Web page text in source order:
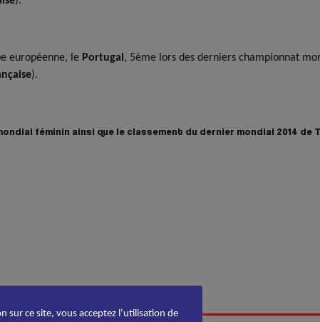
européenne, le Portugal, 5ème lors des derniers championnat
).
féminin ainsi que le classement du dernier mondial 2014 de
sur ce site, vous acceptez l’utilisation de